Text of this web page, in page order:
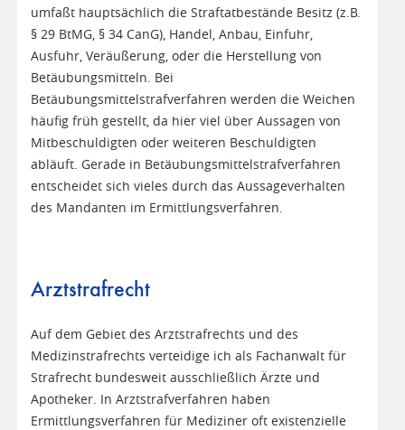
umfaßt hauptsächlich die Straftatbestände Besitz (z.B.
§ 29 BtMG, § 34 CanG), Handel, Anbau, Einfuhr,
Ausfuhr, Veräußerung, oder die Herstellung von
Betäubungsmitteln. Bei
Betäubungsmittelstrafverfahren werden die Weichen
häufig früh gestellt, da hier viel über Aussagen von
Mitbeschuldigten oder weiteren Beschuldigten
abläuft. Gerade in Betäubungsmittelstrafverfahren
entscheidet sich vieles durch das Aussageverhalten
des Mandanten im Ermittlungsverfahren.
Arztstrafrecht
Auf dem Gebiet des Arztstrafrechts und des
Medizinstrafrechts verteidige ich als Fachanwalt für
Strafrecht bundesweit ausschließlich Ärzte und
Apotheker. In Arztstrafverfahren haben
Ermittlungsverfahren für Mediziner oft existenzielle